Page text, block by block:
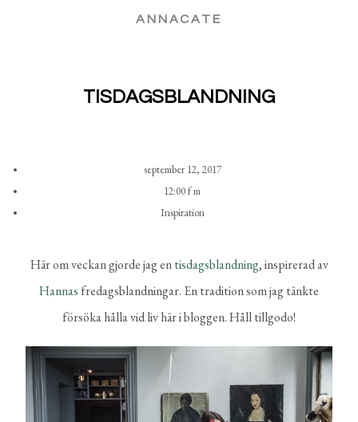
ANNACATE
TISDAGSBLANDNING
september 12, 2017
12:00 f m
Inspiration
Här om veckan gjorde jag entisdagsblandning, inspirerad av
Hannas fredagsblandningar. En tradition som jag tänkte
försöka hålla vid liv här i bloggen. Håll tillgodo!